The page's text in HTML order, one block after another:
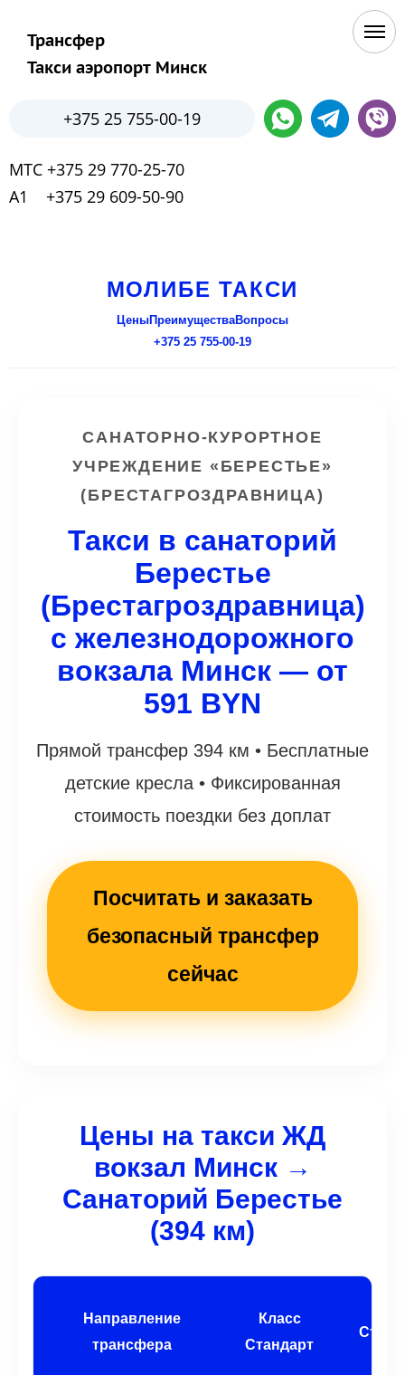
Трансфер
Такси аэропорт Минск
+375 25 755-00-19
МТС +375 29 770-25-70
А1 +375 29 609-50-90
МОЛИБЕ ТАКСИ
ЦеныПреимуществаВопросы
+375 25 755-00-19
САНАТОРНО-КУРОРТНОЕ
УЧРЕЖДЕНИЕ «БЕРЕСТЬЕ»
(БРЕСТАГРОЗДРАВНИЦА)
Такси в санаторий
Берестье
(Брестагроздравница)
с железнодорожного
вокзала Минск — от
591 BYN
Прямой трансфер 394 км • Бесплатные
детские кресла • Фиксированная
стоимость поездки без доплат
Посчитать и заказать
безопасный трансфер
сейчас
Цены на такси ЖД
вокзал Минск →
Санаторий Берестье
(394 км)
Направление
трансфера
Класс
Стандарт